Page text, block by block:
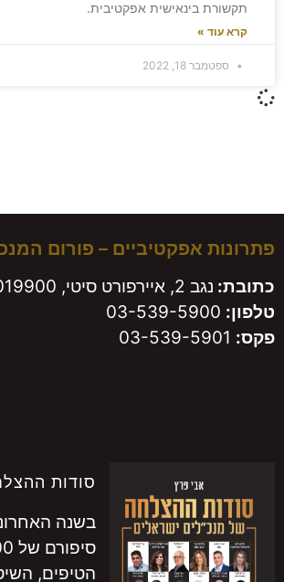
תקשורת בינאישית אפקטיבית.
קרא עוד »
ספטמבר 18, 2022
פתרונות אפקטיביים – פורום
כתובת: נגב 2, איירפורט סיטי, 7019900
טלפון: 03-539-5900
פקס:
סודות
בשנה
סיפורם של 100 המנכ"לים והמנכ"ליות המובילים בישראל.
הטיפים,